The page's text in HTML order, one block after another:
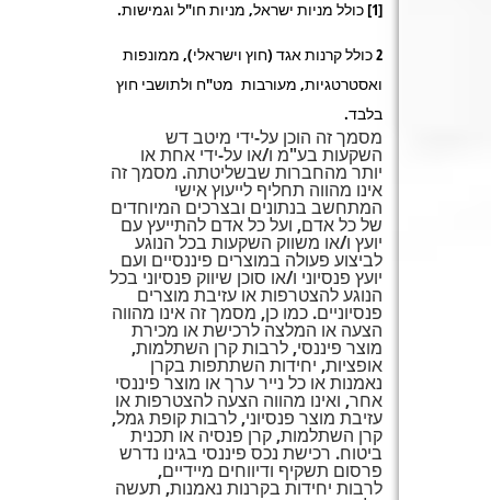
[1] כולל מניות ישראל, מניות חו"ל וגמישות.
2 כולל קרנות אגד (חוץ וישראלי), ממונפות
ואסטרטגיות, מעורבות מט"ח ולתושבי חוץ
בלבד.
מסמך זה הוכן על-ידי מיטב דש
השקעות בע"מ ו/או על-ידי אחת או
יותר מהחברות שבשליטתה. מסמך זה
אינו מהווה תחליף לייעוץ אישי
המתחשב בנתונים ובצרכים המיוחדים
של כל אדם, ועל כל אדם להתייעץ עם
יועץ ו/או משווק השקעות בכל הנוגע
לביצוע פעולה במוצרים פיננסיים ועם
יועץ פנסיוני ו/או סוכן שיווק פנסיוני בכל
הנוגע להצטרפות או עזיבת מוצרים
פנסיוניים. כמו כן, מסמך זה אינו מהווה
הצעה או המלצה לרכישת או מכירת
מוצר פיננסי, לרבות קרן השתלמות,
אופציות, יחידות השתתפות בקרן
נאמנות או כל נייר ערך או מוצר פיננסי
אחר, ואינו מהווה הצעה להצטרפות או
עזיבת מוצר פנסיוני, לרבות קופת גמל,
קרן השתלמות, קרן פנסיה או תכנית
ביטוח. רכישת נכס פיננסי בגינו נדרש
פרסום תשקיף ודיווחים מיידיים,
לרבות יחידות בקרנות נאמנות, תעשה